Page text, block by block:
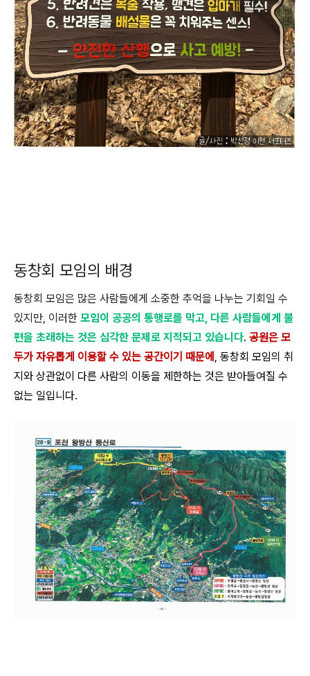
동창회 모임의 배경
동창회 모임은 많은 사람들에게 소중한 추억을 나누는 기회일 수
있지만, 이러한 모임이 공공의 통행로를 막고, 다른 사람들에게 불
편을 초래하는 것은 심각한 문제로 지적되고 있습니다. 공원은 모
두가 자유롭게 이용할 수 있는 공간이기 때문에 , 동창회 모임의 취
지와 상관없이 다른 사람의 이동을 제한하는 것은 받아들여질 수
없는 일입니다.